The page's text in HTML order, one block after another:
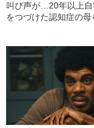
叫び声が…20年以上自
をつづけた認知症の母